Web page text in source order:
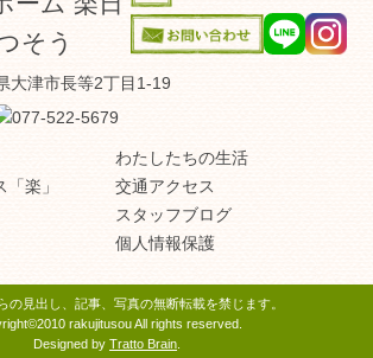
大津市長等2丁目1-19
わたしたちの生活
楽」
交通アクセス
スタッフブログ
個人情報保護
の見出し、記事、写真の無断転載を禁じます。
rakujitusou All rights reserved.
Designed by Tratto Brain.